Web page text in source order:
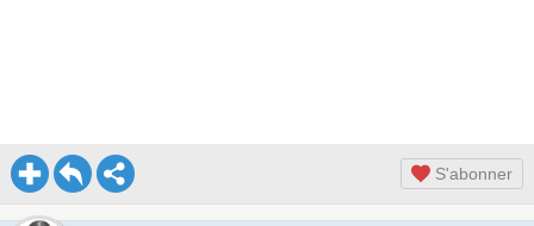
S'abonner